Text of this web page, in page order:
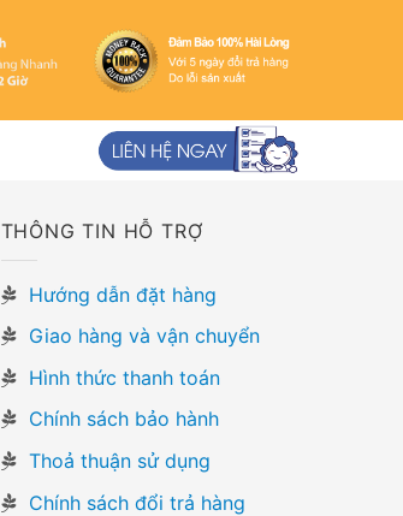
THÔNG TIN HỖ TRỢ
Hướng dẫn đặt hàng
Giao hàng và vận chuyển
Hình thức thanh toán
Chính sách bảo hành
Thoả thuận sử dụng
Chính sách đổi trả hàng